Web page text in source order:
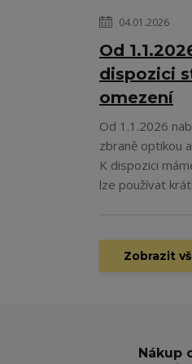
04.01.2026
Od
dispozici
omezení
Od 1.1.2026
zbraně optikou
K dispozici
lze používat
Zobrazit
Nákup